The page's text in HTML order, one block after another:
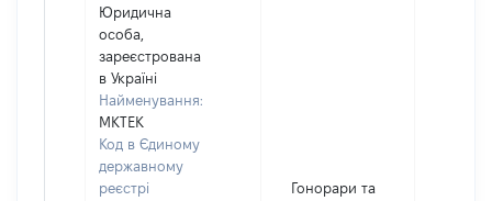
Юридична
особа,
зареєстрована
в Україні
Найменування:
МКТЕК
Код в Єдиному
державному
реєстрі
Гонорари та